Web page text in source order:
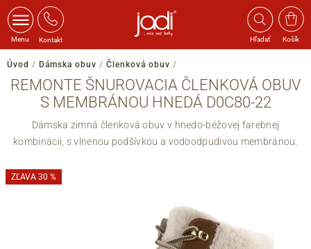
Menu Kontakt Hľadať Košík
Úvod / Dámska obuv / Členková obuv /
REMONTE ŠNUROVACIA ČLENKOVÁ OBUV
S MEMBRÁNOU HNEDÁ D0C80-22
Dámska zimná členková obuv v hnedo-béžovej farebnej
kombinácii, s vlnenou podšívkou a vodoodpudivou membránou.
ZĽAVA 30 %